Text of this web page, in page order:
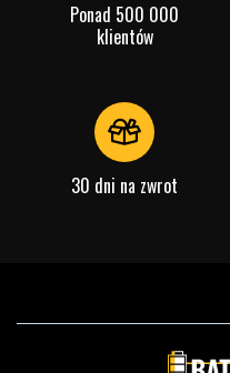
Ponad 500 000
klientów
30 dni na zwrot